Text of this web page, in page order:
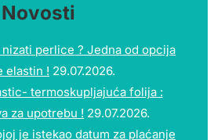
Novosti
nizati perlice ? Jedna od opcija
elastin ! 29.07.2026.
termoskupljajuća folija :
za upotrebu ! 29.07.2026.
je istekao datum za plaćanje